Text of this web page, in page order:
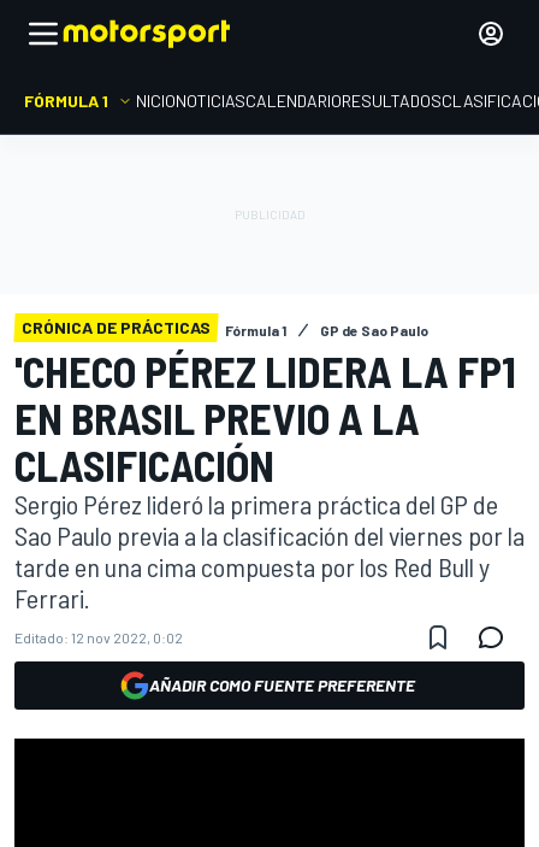
FÓRMULA 1 INICIONOTICIASCALENDARIORESULTADOS
CRÓNICA DE PRÁCTICAS Fórmula 1 GP de Sao Paulo
'CHECO PÉREZ LIDERA LA FP1
EN BRASIL PREVIO A LA
CLASIFICACIÓN
Sergio Pérez lideró la primera práctica del GP de
Sao Paulo previa a la clasificación del viernes por la
tarde en una cima compuesta por los Red Bull y
Ferrari.
Editado: 12 nov 2022, 0:02
AÑADIR COMO FUENTE PREFERENTE